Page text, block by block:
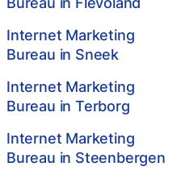
Internet Marketing
Bureau in Sneek
Internet Marketing
Bureau in Terborg
Internet Marketing
Bureau in Steenbergen